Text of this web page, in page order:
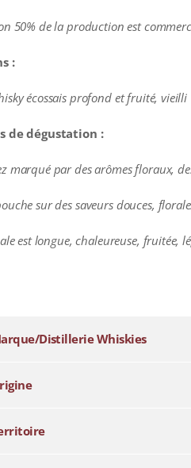
50% de la production est
:
écossais profond et fruité,
de dégustation :
marqué par des arômes floraux,
sur des saveurs douces,
est longue, chaleureuse, fruitée,
Distillerie Whiskies